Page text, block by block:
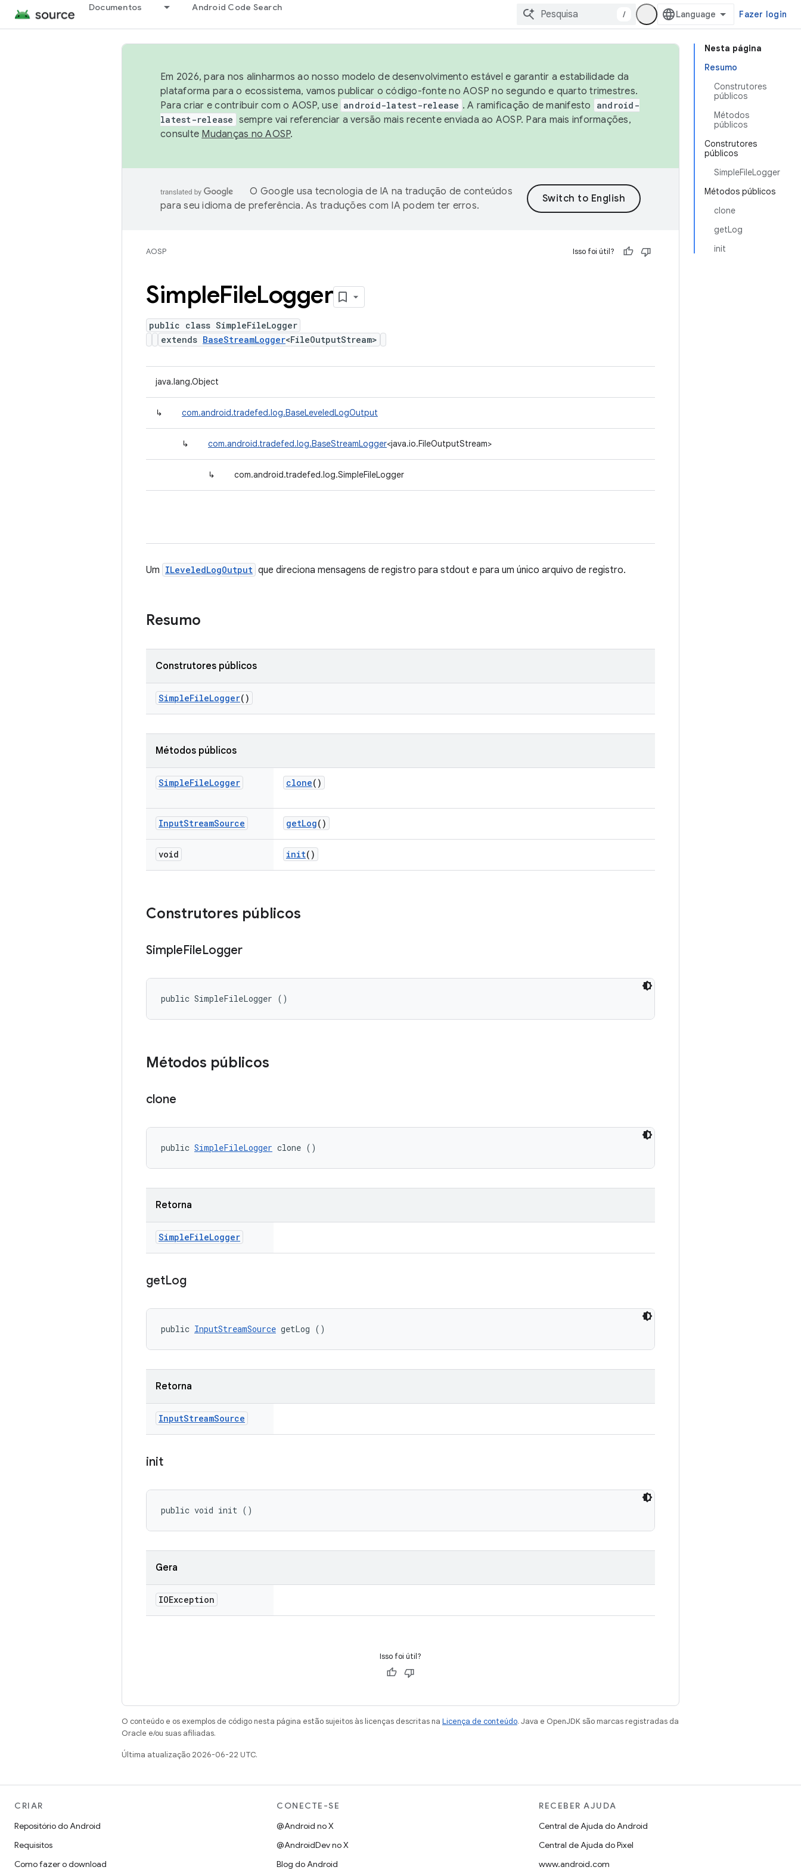
Documentos Android Code Search
/ Fazer login
Nesta página
Resumo
Construtores
públicos
Métodos
públicos
Construtores
públicos
SimpleFileLogger
Métodos públicos
clone
getLog
init
Em 2026, para nos alinharmos ao nosso modelo de desenvolvimento estável e garantir a estabilidade da
plataforma para o ecossistema, vamos publicar o código-fonte no AOSP no segundo e quarto trimestres.
Para criar e contribuir com o AOSP, use android-latest-release . A ramificação de manifesto
android-
latest-release sempre vai referenciar a versão mais recente enviada ao AOSP. Para mais informações,
consulte Mudanças no AOSP.
O Google usa tecnologia de IA na tradução de conteúdos
para seu idioma de preferência. As traduções com IA podem ter erros.
AOSP Isso foi útil?
SimpleFileLogger
public class SimpleFileLogger
extends BaseStreamLogger<FileOutputStream>
java.lang.Object
↳ com.android.tradefed.log.BaseLeveledLogOutput
↳ com.android.tradefed.log.BaseStreamLogger<java.io.FileOutputStream>
↳ com.android.tradefed.log.SimpleFileLogger
Um ILeveledLogOutput que direciona mensagens de registro para stdout e para um único arquivo de registro.
Resumo
Construtores públicos
SimpleFileLogger()
Métodos públicos
SimpleFileLogger clone()
InputStreamSource getLog()
void init()
Construtores públicos
SimpleFileLogger
public SimpleFileLogger ()
Métodos públicos
clone
public SimpleFileLogger clone ()
Retorna
SimpleFileLogger
getLog
public InputStreamSource getLog ()
Retorna
InputStreamSource
init
public void init ()
Gera
IOException
Isso foi útil?
O conteúdo e os exemplos de código nesta página estão sujeitos às licenças descritas na Licença de conteúdo. Java e OpenJDK são marcas registradas da
Oracle e/ou suas afiliadas.
Última atualização 2026-06-22 UTC.
CRIAR
Repositório do Android
Requisitos
Como fazer o download
CONECTE-SE
@Android no X
@AndroidDev no X
Blog do Android
RECEBER AJUDA
Central de Ajuda do Android
Central de Ajuda do Pixel
www.android.com